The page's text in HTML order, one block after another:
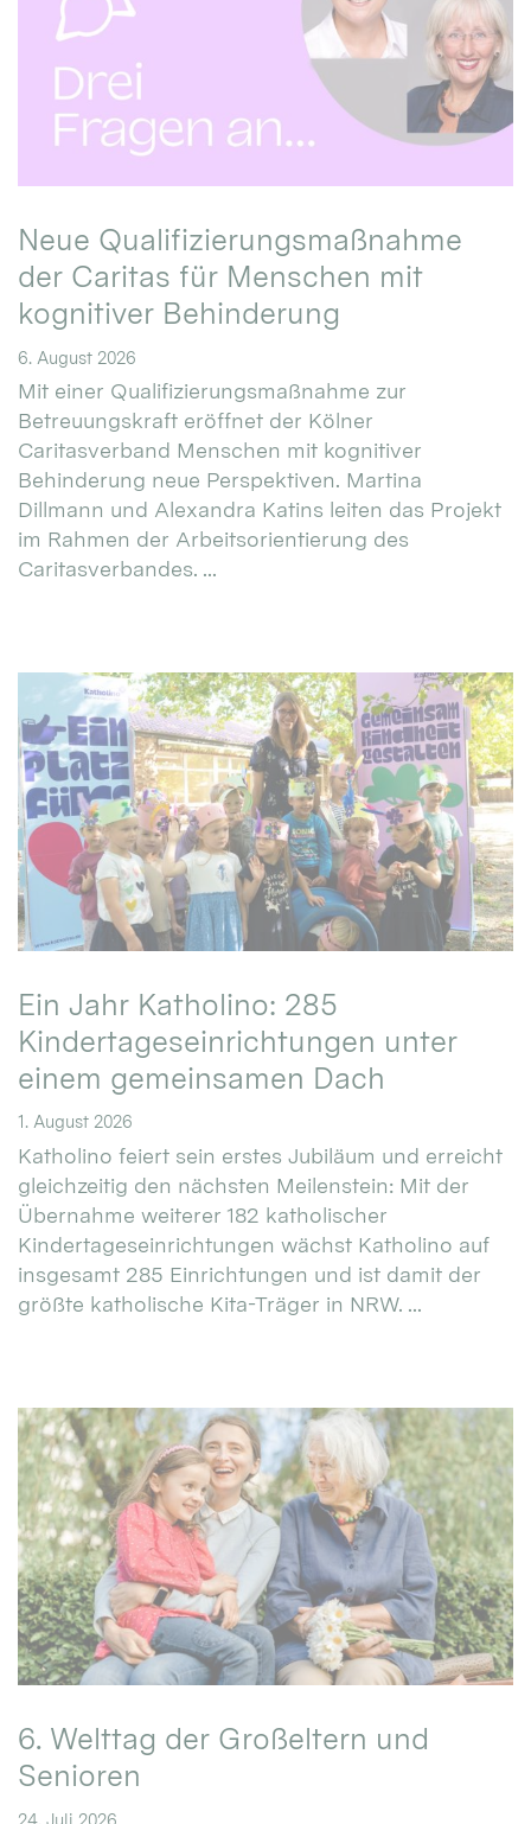
Neue Qualifizierungsmaßnahme
der Caritas für Menschen mit
kognitiver Behinderung
6. August 2026
Mit einer Qualifizierungsmaßnahme zur
Betreuungskraft eröffnet der Kölner
Caritasverband Menschen mit kognitiver
Behinderung neue Perspektiven. Martina
Dillmann und Alexandra Katins leiten das Projekt
im Rahmen der Arbeitsorientierung des
Caritasverbandes. ...
Ein Jahr Katholino: 285
Kindertageseinrichtungen unter
einem gemeinsamen Dach
1. August 2026
Katholino feiert sein erstes Jubiläum und erreicht
gleichzeitig den nächsten Meilenstein: Mit der
Übernahme weiterer 182 katholischer
Kindertageseinrichtungen wächst Katholino auf
insgesamt 285 Einrichtungen und ist damit der
größte katholische Kita-Träger in NRW. ...
6. Welttag der Großeltern und
Senioren
24. Juli 2026